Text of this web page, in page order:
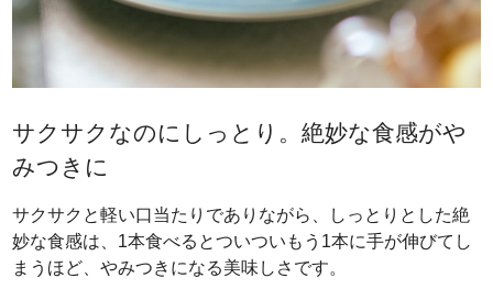
サクサクなのにしっとり。絶妙な食感がや
みつきに
サクサクと軽い口当たりでありながら、しっとりとした絶
妙な食感は、1本食べるとついついもう1本に手が伸びてし
まうほど、やみつきになる美味しさです。